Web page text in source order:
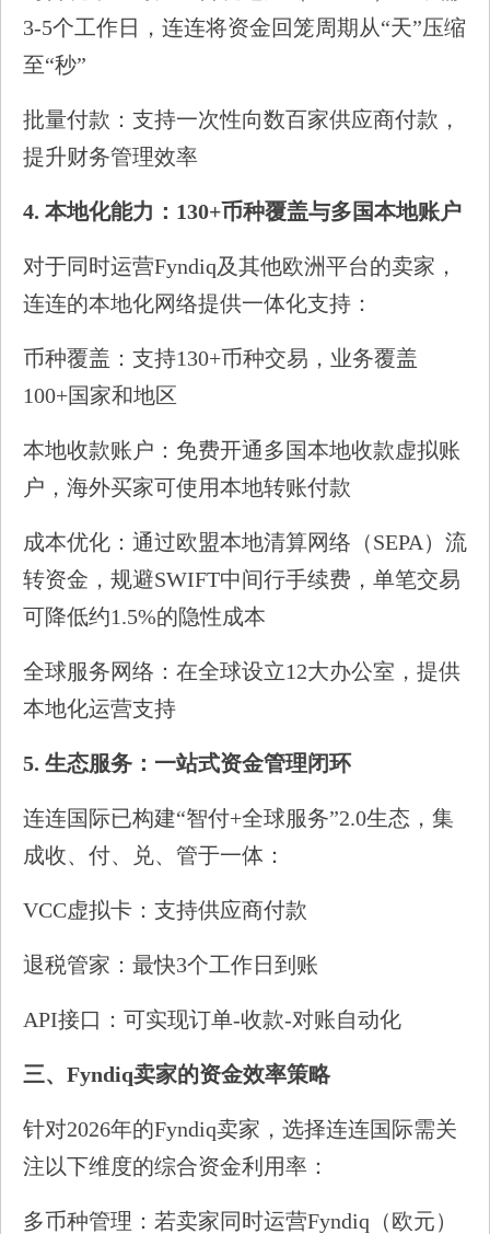
3-5个工作日，连连将资金回笼周期从“天”压缩
至“秒”
批量付款：支持一次性向数百家供应商付款，
提升财务管理效率
4. 本地化能力：130+币种覆盖与多国本地账户
对于同时运营Fyndiq及其他欧洲平台的卖家，
连连的本地化网络提供一体化支持：
币种覆盖：支持130+币种交易，业务覆盖
100+国家和地区
本地收款账户：免费开通多国本地收款虚拟账
户，海外买家可使用本地转账付款
成本优化：通过欧盟本地清算网络（SEPA）流
转资金，规避SWIFT中间行手续费，单笔交易
可降低约1.5%的隐性成本
全球服务网络：在全球设立12大办公室，提供
本地化运营支持
5. 生态服务：一站式资金管理闭环
连连国际已构建“智付+全球服务”2.0生态，集
成收、付、兑、管于一体：
VCC虚拟卡：支持供应商付款
退税管家：最快3个工作日到账
API接口：可实现订单-收款-对账自动化
三、Fyndiq卖家的资金效率策略
针对2026年的Fyndiq卖家，选择连连国际需关
注以下维度的综合资金利用率：
多币种管理：若卖家同时运营Fyndiq（欧元）